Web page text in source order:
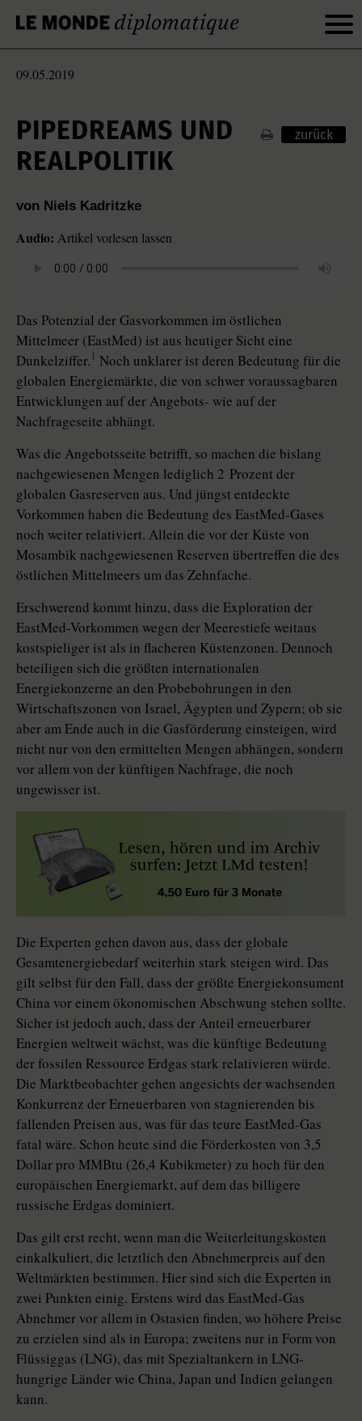
09.05.2019
PIPEDREAMS UND
REALPOLITIK
zurück
von Niels Kadritzke
Audio: Artikel vorlesen lassen
Das Potenzial der Gasvorkommen im östlichen
Mittelmeer (EastMed) ist aus heutiger Sicht eine
Dunkelziffer. 1 Noch unklarer ist deren Bedeutung für die
globalen Energiemärkte, die von schwer voraussagbaren
Entwicklungen auf der Angebots- wie auf der
Nachfrageseite abhängt.
Was die Angebotsseite betrifft, so machen die bislang
nachgewiesenen Mengen lediglich 2 Prozent der
globalen Gasreserven aus. Und jüngst entdeckte
Vorkommen haben die Bedeutung des EastMed-Gases
noch weiter relativiert. Allein die vor der Küste von
Mosambik nachgewiesenen Reserven übertreffen die des
östlichen Mittelmeers um das Zehnfache.
Erschwerend kommt hinzu, dass die Exploration der
EastMed-Vorkommen wegen der Meerestiefe weitaus
kostspieliger ist als in flacheren Küstenzonen. Dennoch
beteiligen sich die größten internationalen
Energiekonzerne an den Probebohrungen in den
Wirtschaftszonen von Israel, Ägypten und Zypern; ob sie
aber am Ende auch in die Gasförderung einsteigen, wird
nicht nur von den ermittelten Mengen abhängen, sondern
vor allem von der künftigen Nachfrage, die noch
ungewisser ist.
Die Experten gehen davon aus, dass der globale
Gesamtenergiebedarf weiterhin stark steigen wird. Das
gilt selbst für den Fall, dass der größte Energiekonsument
China vor einem ökonomischen Abschwung stehen sollte.
Sicher ist jedoch auch, dass der Anteil erneuerbarer
Energien weltweit wächst, was die künftige Bedeutung
der fossilen Ressource Erdgas stark relativieren würde.
Die Marktbeobachter gehen angesichts der wachsenden
Konkurrenz der Erneuerbaren von stagnierenden bis
fallenden Preisen aus, was für das teure EastMed-Gas
fatal wäre. Schon heute sind die Förderkosten von 3,5
Dollar pro MMBtu (26,4 Kubikmeter) zu hoch für den
europäischen Energiemarkt, auf dem das billigere
russische Erdgas dominiert.
Das gilt erst recht, wenn man die Weiterleitungskosten
einkalkuliert, die letztlich den Abnehmerpreis auf den
Weltmärkten bestimmen. Hier sind sich die Experten in
zwei Punkten einig. Erstens wird das EastMed-Gas
Abnehmer vor allem in Ostasien finden, wo höhere Preise
zu erzielen sind als in Europa; zweitens nur in Form von
Flüssiggas (LNG), das mit Spezialtankern in LNG-
hungrige Länder wie China, Japan und Indien gelangen
kann.